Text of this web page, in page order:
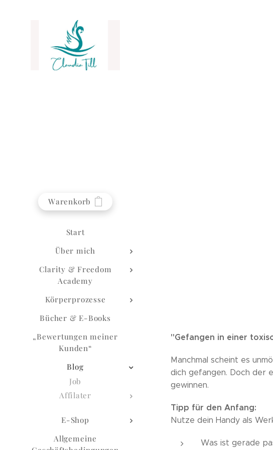
Warenkorb
Start
Über mich
Clarity & Freedom
Academy
Körperprozesse
Bücher & E-Books
„Bewertungen meiner
Kunden“
Blog
Job
Affilater
E-Shop
Allgemeine
"Gefangen in einer
Manchmal scheint es
dich gefangen. Doch der
gewinnen.
Tipp für den Anfang:
Nutze dein Handy als
Was ist gerade